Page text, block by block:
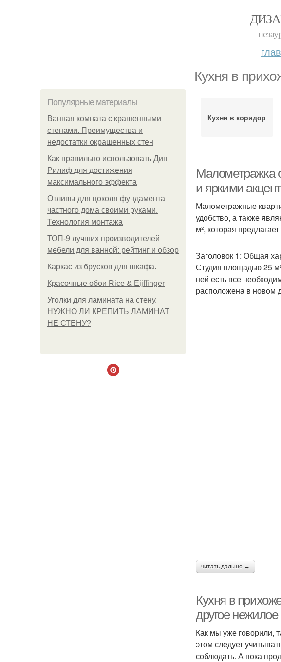
Кухня в
Популярные материалы
Ванная комната с крашенными
стенами. Преимущества и
недостатки окрашенных стен
Как правильно использовать Дип
Рилиф для достижения
максимального эффекта
Отливы для цоколя фундамента
частного дома своими руками.
Технология монтажа
ТОП-9 лучших производителей
мебели для ванной: рейтинг и обзор
Каркас из брусков для шкафа.
Красочные обои Rice & Eijffinger
Уголки для ламината на стену.
НУЖНО ЛИ КРЕПИТЬ ЛАМИНАТ
НЕ СТЕНУ?
Кухни в коридор
Малометражка
и яркими
Малометражные
удобство, а также
м², которая
Заголовок 1: Общая
Студия площадью 25
ней есть все
расположена в новом
читать дальше →
Кухня в
другое
Как мы уже говорили,
этом следует
соблюдать. А пока